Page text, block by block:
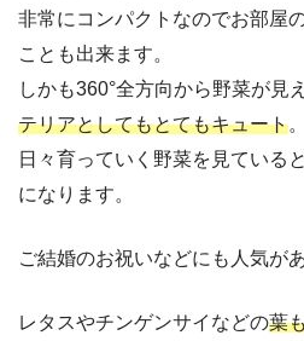
非常にコンパクトなのでお部屋
ことも出来ます。
しかも360°全方向から野菜が見
テリアとしてもとてもキュート。
日々育っていく野菜を見ている
になります。
ご結婚のお祝いなどにも人気が
レタスやチンゲンサイなどの葉